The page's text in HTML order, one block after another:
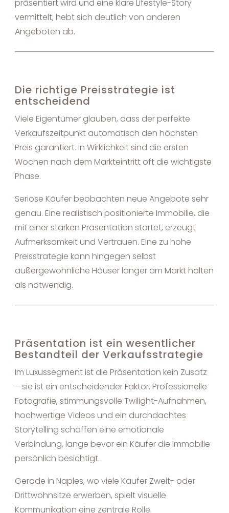
präsentiert wird und eine klare Lifestyle-Story
vermittelt, hebt sich deutlich von anderen
Angeboten ab.
Die richtige Preisstrategie ist
entscheidend
Viele Eigentümer glauben, dass der perfekte
Verkaufszeitpunkt automatisch den höchsten
Preis garantiert. In Wirklichkeit sind die ersten
Wochen nach dem Markteintritt oft die wichtigste
Phase.
Seriöse Käufer beobachten neue Angebote sehr
genau. Eine realistisch positionierte Immobilie, die
mit einer starken Präsentation startet, erzeugt
Aufmerksamkeit und Vertrauen. Eine zu hohe
Preisstrategie kann hingegen selbst
außergewöhnliche Häuser länger am Markt halten
als notwendig.
Präsentation ist ein wesentlicher
Bestandteil der Verkaufsstrategie
Im Luxussegment ist die Präsentation kein Zusatz
– sie ist ein entscheidender Faktor. Professionelle
Fotografie, stimmungsvolle Twilight-Aufnahmen,
hochwertige Videos und ein durchdachtes
Storytelling schaffen eine emotionale
Verbindung, lange bevor ein Käufer die Immobilie
persönlich besichtigt.
Gerade in Naples, wo viele Käufer Zweit- oder
Drittwohnsitze erwerben, spielt visuelle
Kommunikation eine zentrale Rolle.